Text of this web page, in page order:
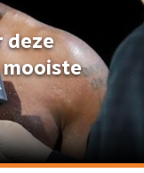
deze
mooiste